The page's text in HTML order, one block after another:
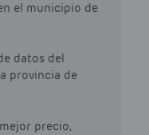
el municipio de
datos del
provincia de
precio,